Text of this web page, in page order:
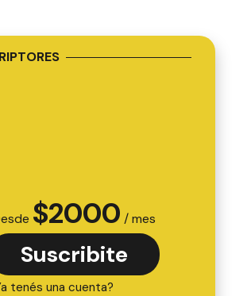
$2000 / mes
Suscribite
tenés una cuenta?